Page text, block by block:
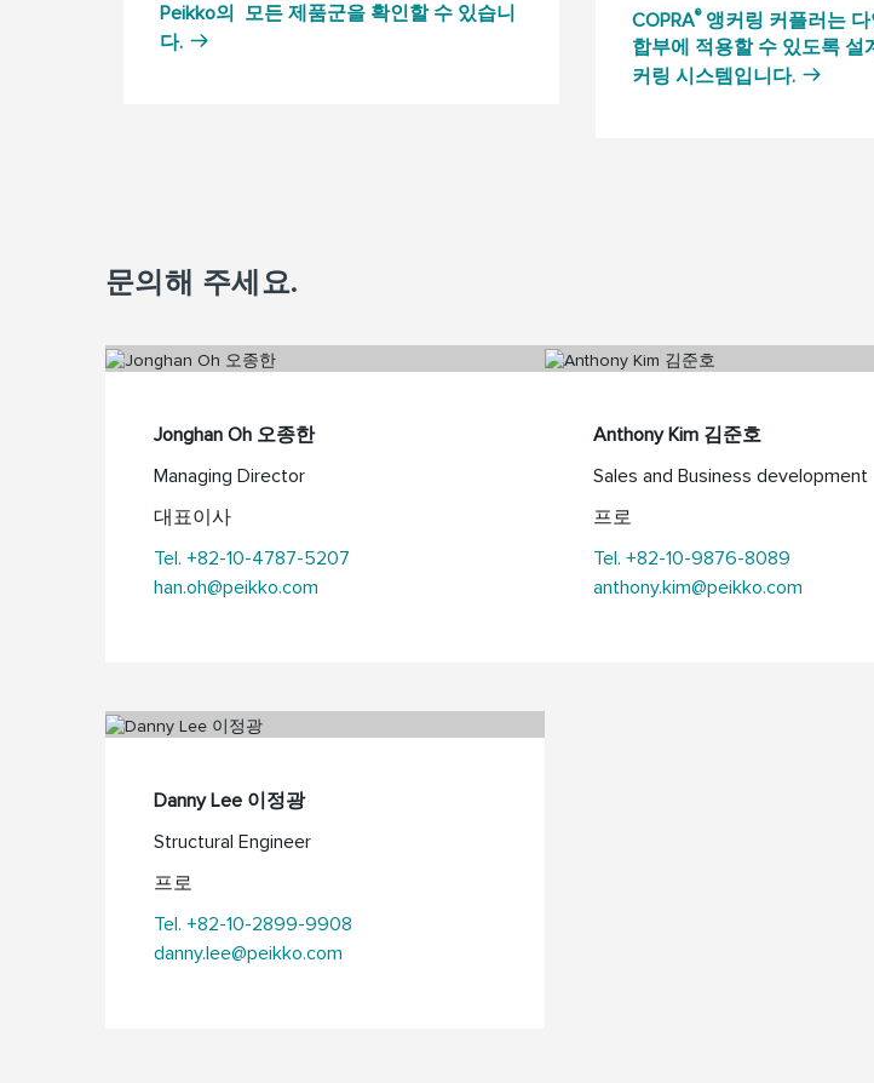
Peikko의 모든 제품군을 확인할 수 있습니
다.
COPRA®앵커링 커플러는 다
합부에 적용할 수 있도록 설
커링 시스템입니다.
문의해 주세요.
Jonghan Oh 오종한
Managing Director
대표이사
Tel. +82-10-4787-5207
han.oh@peikko.com
Anthony Kim 김준호
Sales and Business development
프로
Tel. +82-10-9876-8089
anthony.kim@peikko.com
Danny Lee 이정광
Structural Engineer
프로
Tel. +82-10-2899-9908
danny.lee@peikko.com